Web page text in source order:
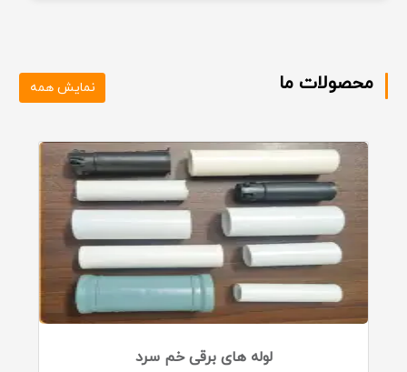
محصولات ما نمایش همه
لوله های برقی خم سرد